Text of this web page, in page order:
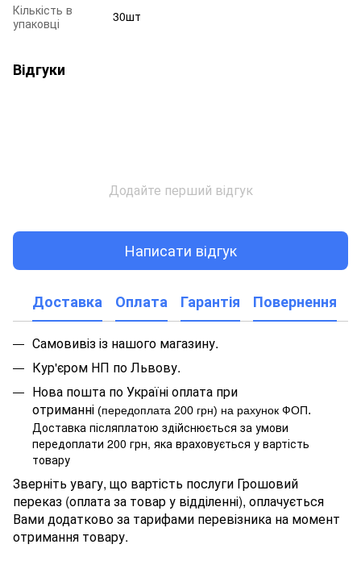
Кількість в
упаковці
30шт
Відгуки
Додайте перший відгук
Написати відгук
Доставка Оплата Гарантія Повернення
Самовивіз із нашого магазину.
Кур'єром НП по Львову.
Нова пошта по Україні оплата при
отриманні (передоплата 200 грн) на рахунок ФОП.
Доставка післяплатою здійснюється за умови
передоплати 200 грн, яка враховується у вартість
товару
Зверніть увагу, що вартість послуги Грошовий
переказ (оплата за товар у відділенні), оплачується
Вами додатково за тарифами перевізника на момент
отримання товару.